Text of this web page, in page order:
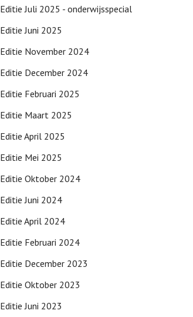
Editie Juli 2025 - onderwijsspecial
Editie Juni 2025
Editie November 2024
Editie December 2024
Editie Februari 2025
Editie Maart 2025
Editie April 2025
Editie Mei 2025
Editie Oktober 2024
Editie Juni 2024
Editie April 2024
Editie Februari 2024
Editie December 2023
Editie Oktober 2023
Editie Juni 2023